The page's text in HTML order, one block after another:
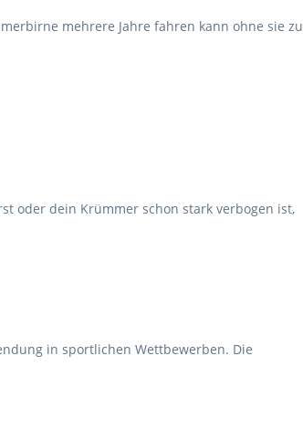
mehrere Jahre fahren kann ohne sie zu
oder dein Krümmer schon stark verbogen ist,
in sportlichen Wettbewerben. Die